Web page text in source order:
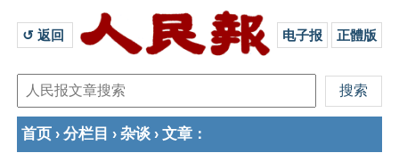
↺ 返回 电子报 正體版
首页 › 分栏目 › 杂谈 › 文章 ：